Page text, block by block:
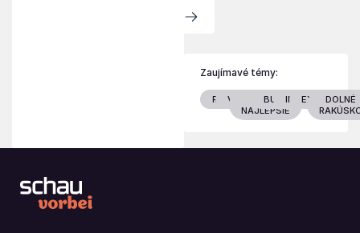
Zaujímavé témy:
RODINAVIEDEŇ
TO
NAJLEPŠIE
BURGENLAND
INTERIÉR
EXTERIÉR
DOLNÉ